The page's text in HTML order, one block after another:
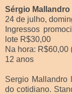
Sérgio
24 de julho,
Ingressos
lote R$30,00
Na hora: R$60,00
12 anos
Sergio Mallandro
do cotidiano.